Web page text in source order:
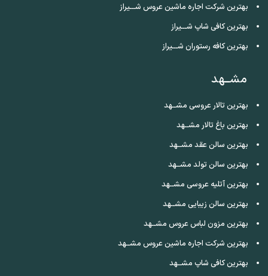
بهترین شرکت اجاره ماشین عروس شـــیراز
بهترین کافی شاپ شـــیراز
بهترین کافه رستوران شـــیراز
مشــهد
بهترین تالار عروسی مشــهد
بهترین باغ تالار مشــهد
بهترین سالن عقد مشــهد
بهترین سالن تولد مشــهد
بهترین آتلیه عروسی مشــهد
بهترین سالن زیبایی مشــهد
بهترین مزون لباس عروس مشــهد
بهترین شرکت اجاره ماشین عروس مشــهد
بهترین کافی شاپ مشــهد